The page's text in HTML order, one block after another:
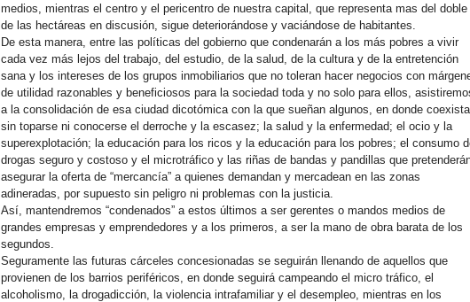
medios, mientras el centro y el pericentro de nuestra capital, que representa mas del doble
de las hectáreas en discusión, sigue deteriorándose y vaciándose de habitantes.
De esta manera, entre las políticas del gobierno que condenarán a los más pobres a vivir
cada vez más lejos del trabajo, del estudio, de la salud, de la cultura y de la entretención
sana y los intereses de los grupos inmobiliarios que no toleran hacer negocios con
de utilidad razonables y beneficiosos para la sociedad toda y no solo para ellos,
a la consolidación de esa ciudad dicotómica con la que sueñan algunos, en donde
sin toparse ni conocerse el derroche y la escasez; la salud y la enfermedad; el ocio y la
superexplotación; la educación para los ricos y la educación para los pobres; el consumo
drogas seguro y costoso y el microtráfico y las riñas de bandas y pandillas que
asegurar la oferta de “mercancía” a quienes demandan y mercadean en las zonas
adineradas, por supuesto sin peligro ni problemas con la justicia.
Así, mantendremos “condenados” a estos últimos a ser gerentes o mandos medios de
grandes empresas y emprendedores y a los primeros, a ser la mano de obra barata de los
segundos.
Seguramente las futuras cárceles concesionadas se seguirán llenando de aquellos que
provienen de los barrios periféricos, en donde seguirá campeando el micro tráfico, el
alcoholismo, la drogadicción, la violencia intrafamiliar y el desempleo, mientras en los